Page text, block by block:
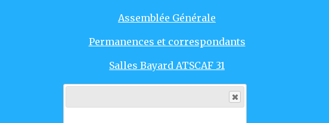
Assemblée Générale
Permanences et correspondants
Salles Bayard ATSCAF 31
Responsables d'activités